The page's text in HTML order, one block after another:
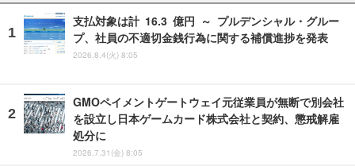
支払対象は計 16.3 億円 ～ プルデンシャル・グルー
プ、社員の不適切金銭行為に関する補償進捗を発表
2026.8.4(火) 8:05
GMOペイメントゲートウェイ元従業員が無断で別会社
を設立し日本ゲームカード株式会社と契約、懲戒解雇
処分に
2026.7.31(金) 8:05